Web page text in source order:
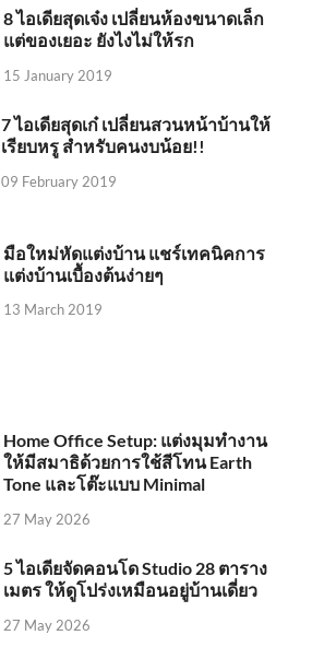
8 ไอเดียสุดเจ๋ง เปลี่ยนห้องขนาดเล็ก
แต่ของเยอะ ยังไงไม่ให้รก
15 January 2019
7 ไอเดียสุดเก๋ เปลี่ยนสวนหน้าบ้านให้
เรียบหรู สำหรับคนงบน้อย!!
09 February 2019
มือใหม่หัดแต่งบ้าน แชร์เทคนิคการ
แต่งบ้านเบื้องต้นง่ายๆ
13 March 2019
Home Office Setup: แต่งมุมทำงาน
ให้มีสมาธิด้วยการใช้สีโทน Earth
Tone และโต๊ะแบบ Minimal
27 May 2026
5 ไอเดียจัดคอนโด Studio 28 ตาราง
เมตร ให้ดูโปร่งเหมือนอยู่บ้านเดี่ยว
27 May 2026